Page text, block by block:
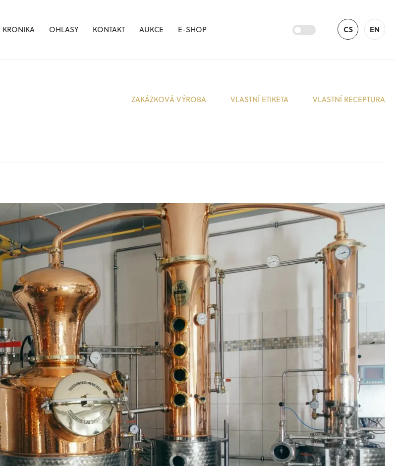
KRONIKA OHLASY KONTAKT AUKCE E-SHOP CS EN
ZAKÁZKOVÁ VÝROBA VLASTNÍ ETIKETA VLASTNÍ RECEPTURA